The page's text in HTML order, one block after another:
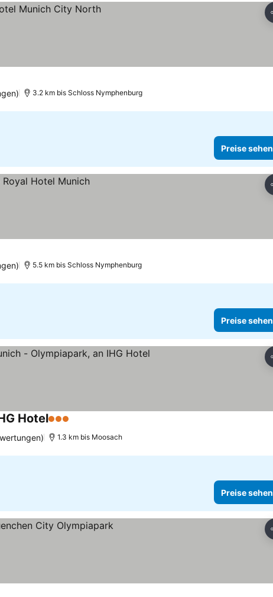
3.2 km bis Schloss Nymphenburg
Preise sehen
5.5 km bis Schloss Nymphenburg
Preise sehen
Hotel3 Sterne
1.3 km bis Moosach
Preise sehen